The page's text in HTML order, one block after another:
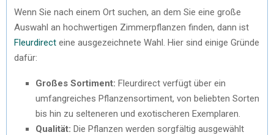
Wenn Sie nach einem Ort suchen, an dem Sie eine große
Auswahl an hochwertigen Zimmerpflanzen finden, dann ist
Fleurdirect eine ausgezeichnete Wahl. Hier sind einige Gründe
dafür:
Großes Sortiment: Fleurdirect verfügt über ein
umfangreiches Pflanzensortiment, von beliebten Sorten
bis hin zu selteneren und exotischeren Exemplaren.
Qualität: Die Pflanzen werden sorgfältig ausgewählt